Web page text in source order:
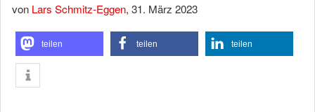
von Lars Schmitz-Eggen, 31. März 2023
teilen teilen teilen